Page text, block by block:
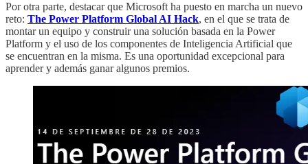
Por otra parte, destacar que Microsoft ha puesto en marcha un nuevo
reto: The Power Platform Global AI Hack, en el que se trata de
montar un equipo y construir una solución basada en la Power
Platform y el uso de los componentes de Inteligencia Artificial que
se encuentran en la misma. Es una oportunidad excepcional para
aprender y además ganar algunos premios.